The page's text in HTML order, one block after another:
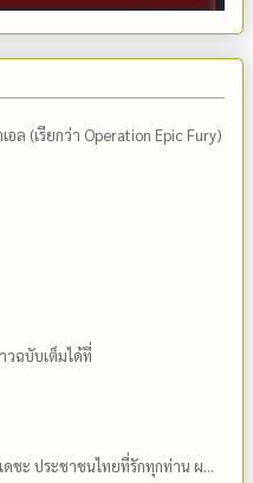
ล (เรียกว่า Operation Epic Fury)
วฉบับเต็มได้ที่
ชะ ประชาชนไทยที่รักทุกท่าน ผ...